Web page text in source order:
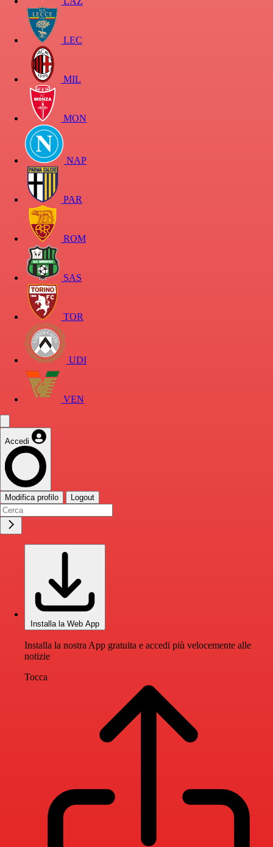
LEC
MIL
MON
NAP
PAR
ROM
SAS
TOR
UDI
VEN
Accedi
Modifica profilo Logout
Installa la Web App
Installa la nostra App gratuita e accedi più velocemente alle
notizie
Tocca